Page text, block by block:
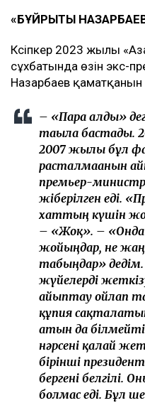
«БҰЙРЫҚТЫ
Кәсіпкер 2023 жылы
сұхбатында өзін экс-
Назарбаев қаматқанын
– «Пара алды»
тағыла бастады.
2007 жылы бұл
расталмағанын
премьер-
жіберілген еді.
хаттың күшін
– «Жоқ». –
жойыңдар, не
табыңдар»
жүйелерді
айыптау ойлап
құпия
атын да
нәрсені қалай
бірінші
бергені белгілі.
болмас еді. Бұл